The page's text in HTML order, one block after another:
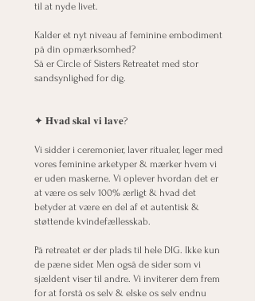
til at nyde livet.
Kalder et nyt niveau af feminine embodiment
på din opmærksomhed?
Så er Circle of Sisters Retreatet med stor
sandsynlighed for dig.
✦ 𝐇𝐯𝐚𝐝 𝐬𝐤𝐚𝐥 𝐯𝐢 𝐥𝐚𝐯𝐞?
Vi sidder i ceremonier, laver ritualer, leger med
vores feminine arketyper & mærker hvem vi
er uden maskerne. Vi oplever hvordan det er
at være os selv 100% ærligt & hvad det
betyder at være en del af et autentisk &
støttende kvindefællesskab.
På retreatet er der plads til hele DIG. Ikke kun
de pæne sider. Men også de sider som vi
sjældent viser til andre. Vi inviterer dem frem
for at forstå os selv & elske os selv endnu